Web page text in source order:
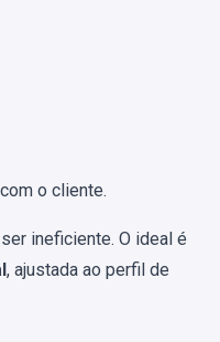
o cliente.
ineficiente. O ideal é
, ajustada ao perfil de